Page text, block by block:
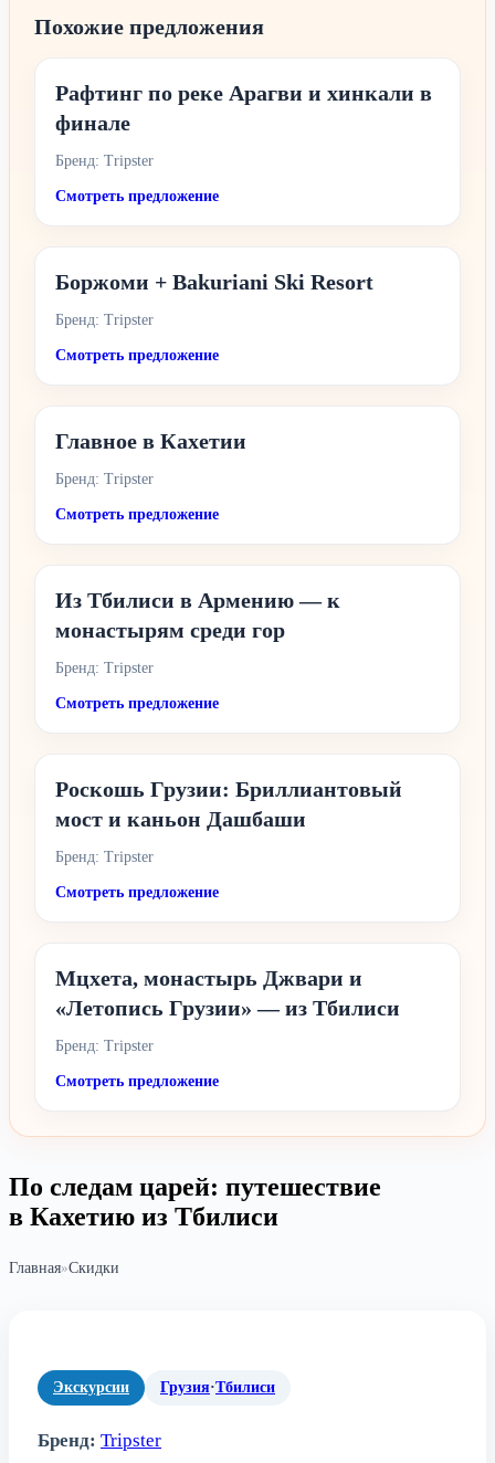
Похожие предложения
Рафтинг по реке Арагви и хинкали в
финале
Бренд: Tripster
Смотреть предложение
Боржоми + Bakuriani Ski Resort
Бренд: Tripster
Смотреть предложение
Главное в Кахетии
Бренд: Tripster
Смотреть предложение
Из Тбилиси в Армению — к
монастырям среди гор
Бренд: Tripster
Смотреть предложение
Роскошь Грузии: Бриллиантовый
мост и каньон Дашбаши
Бренд: Tripster
Смотреть предложение
Мцхета, монастырь Джвари и
«Летопись Грузии» — из Тбилиси
Бренд: Tripster
Смотреть предложение
По следам царей: путешествие
в Кахетию из Тбилиси
Главная»Скидки
Экскурсии Грузия·Тбилиси
Бренд: Tripster